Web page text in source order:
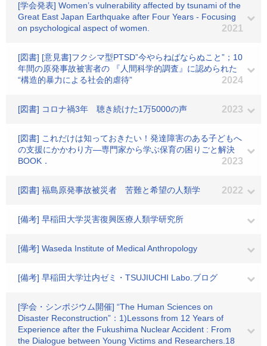
[学会発表] Women’s vulnerability affected by tsunami of the
Great East Japan Earthquake after Four Years - Focusing
on psychological aspect of women.
2021
[図書] [意見書]フクシマ型PTSD”今やらねばならぬこと”；10
年間の原発事故被害者の 『人間科学的調査』に認められた
“構造的暴力による社会的虐待”
2024
[図書] コロナ禍3年 聴き続けた1万5000の声 2023
[図書] これだけは知っておきたい！発達障害のある子どもへ
の支援にかかわり方―専門家から学ぶ保育の困りごと解決
BOOK．
2023
[図書] 福島原発事故被災者 苦難と希望の人類学 2022
[備考] 早稲田大学災害復興医療人類学研究所
[備考] Waseda Institute of Medical Anthropology
[備考] 早稲田大学辻内ゼミ・TSUJIUCHI Labo.ブログ
[学会・シンポジウム開催] “The Human Sciences on
Disaster Reconstruction”：1)Lessons from 12 Years of
Experience after the Fukushima Nuclear Accident : From
the Dialogue between Young Victims and Researchers.18